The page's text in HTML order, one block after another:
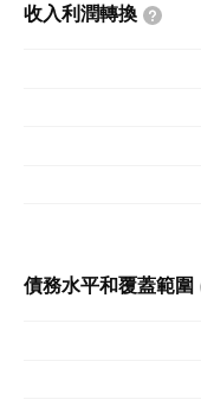
收入利潤轉換
債務水平和覆蓋範圍